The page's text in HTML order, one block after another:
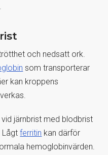
och nedsatt ork.
som transporterar
kan kroppens
järnbrist med blodbrist
Lågtferritin kan därför
hemoglobinvärden.